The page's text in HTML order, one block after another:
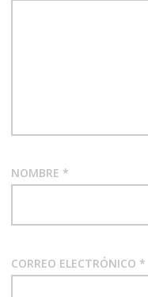
NOMBRE *
CORREO ELECTRÓNICO *